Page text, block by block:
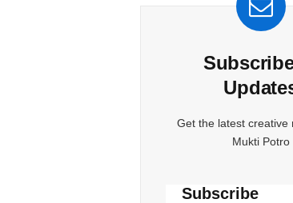
Get the latest creative
Mukti Potro
Subscribe